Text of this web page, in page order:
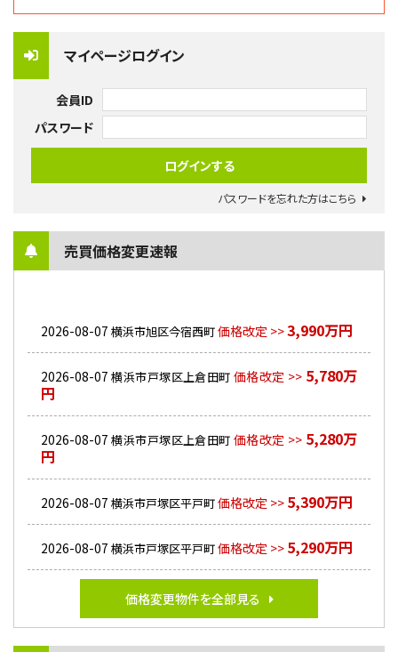
マイページログイン
会員ID
パスワード
パスワードを忘れた方はこちら
売買価格変更速報
2026-08-07 横浜市旭区今宿西町価格改定 >>3,990万円
2026-08-07 横浜市戸塚区上倉田町 価格改定 >> 5,780万
円
2026-08-07 横浜市戸塚区上倉田町 価格改定 >> 5,280万
円
2026-08-07 横浜市戸塚区平戸町価格改定 >> 5,390万円
2026-08-07 横浜市戸塚区平戸町価格改定 >> 5,290万円
価格変更物件を全部見る